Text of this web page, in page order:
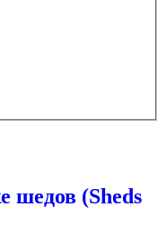
шедов (Sheds